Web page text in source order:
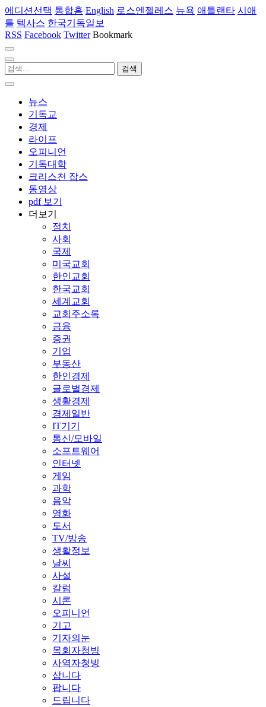
에디션선택 통합홈 English 로스엔젤레스 뉴욕 애틀랜타 시애
틀 텍사스 한국기독일보
RSS Facebook Twitter Bookmark
뉴스
기독교
경제
라이프
오피니언
기독대학
크리스천 잡스
동영상
pdf 보기
더보기
정치
사회
국제
미국교회
한인교회
한국교회
세계교회
교회주소록
금융
증권
기업
부동산
한인경제
글로벌경제
생활경제
경제일반
IT기기
통신/모바일
소프트웨어
인터넷
게임
과학
음악
영화
도서
TV/방송
생활정보
날씨
사설
칼럼
시론
오피니언
기고
기자의눈
목회자청빙
사역자청빙
삽니다
팝니다
드립니다